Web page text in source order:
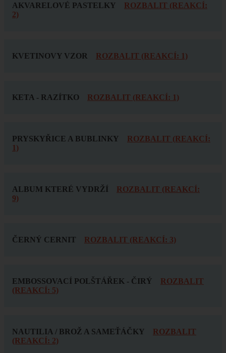
AKVARELOVÉ PASTELKY
ROZBALIT (REAKCÍ:
2)
KVETINOVY VZOR ROZBALIT (REAKCÍ: 1)
KETA - RAZÍTKO ROZBALIT (REAKCÍ: 1)
PRYSKYŘICE A BUBLINKY
ROZBALIT (REAKCÍ:
1)
ALBUM KTERÉ VYDRŽÍ
ROZBALIT (REAKCÍ:
9)
ČERNÝ CERNIT ROZBALIT (REAKCÍ: 3)
EMBOSSOVACÍ POLŠTÁŘEK - ČIRÝ
ROZBALIT
(REAKCÍ: 5)
NAUTILIA / BROŽ A SAMEŤÁČKY
ROZBALIT
(REAKCÍ: 2)